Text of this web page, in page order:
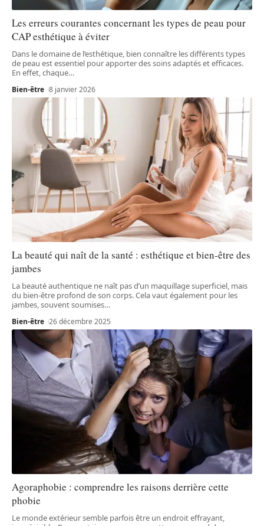
Les erreurs courantes concernant les types de peau pour
CAP esthétique à éviter
Dans le domaine de l’esthétique, bien connaître les différents types
de peau est essentiel pour apporter des soins adaptés et efficaces.
En effet, chaque…
Bien-être 8 janvier 2026
La beauté qui naît de la santé : esthétique et bien-être des
jambes
La beauté authentique ne naît pas d’un maquillage superficiel, mais
du bien-être profond de son corps. Cela vaut également pour les
jambes, souvent soumises…
Bien-être 26 décembre 2025
Agoraphobie : comprendre les raisons derrière cette
phobie
Le monde extérieur semble parfois être un endroit effrayant,